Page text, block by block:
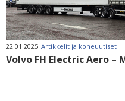
22.01.2025 Artikkelit ja koneuutiset
Volvo FH Electric Aero